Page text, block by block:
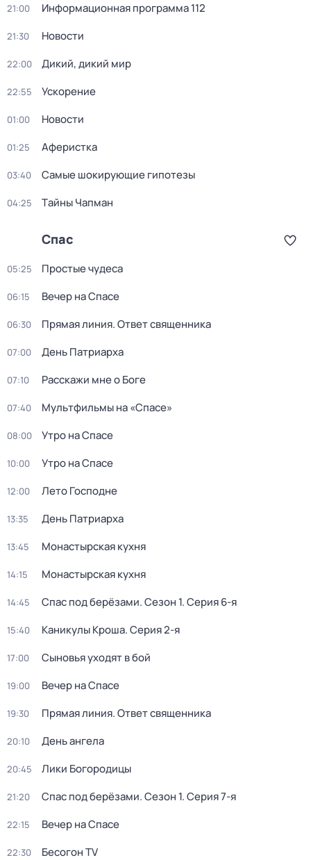
21:00 Информационная программа 112
21:30 Новости
22:00 Дикий, дикий мир
22:55 Ускорение
01:00 Новости
01:25 Аферистка
03:40 Самые шoкиpующие гипотезы
04:25 Тaйны Чапман
Спас
05:25 Простые чудеса
06:15 Вечер на Спасе
06:30 Прямая линия. Ответ священника
07:00 День Патриарха
07:10 Расскажи мне о Боге
07:40 Мультфильмы на «Спасе»
08:00 Утро на Спасе
10:00 Утро на Спасе
12:00 Лето Господне
13:35 День Патриарха
13:45 Монастырская кухня
14:15 Монастырская кухня
14:45 Спас под берёзами. Сезон 1. Серия 6-я
15:40 Каникулы Кроша. Серия 2-я
17:00 Сыновья уходят в бой
19:00 Вечер на Спасе
19:30 Прямая линия. Ответ священника
20:10 День ангела
20:45 Лики Богородицы
21:20 Спас под берёзами. Сезон 1. Серия 7-я
22:15 Вечер на Спасе
22:30 Бесогон TV